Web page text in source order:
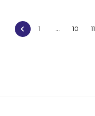
1 ... 10 11